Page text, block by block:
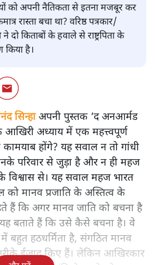
को अपनी नैतिकता से इतना मजबूर कर
रास्ता बचा था? वरिष्ठ पत्रकार/
किताबों के हवाले से राष्ट्रपिता के
किया है।
सिन्हाअपनी पुस्तक ‘द अनआर्मड
आखिरी अध्याय में एक महत्त्वपूर्ण
कामयाब होंगे? यह सवाल न तो गांधी
परिवार से जुड़ा है और न ही महज
के विश्वास से। यह सवाल महज भारत
को मानव प्रजाति के अस्तित्व के
कि अगर मानव जाति को बचना है
यह बताते हैं कि उसे कैसे बचना है। वे
बहुत हठधर्मिता है, संगठित मानव
ईजाद किए हैं। लेकिन आखिरकार